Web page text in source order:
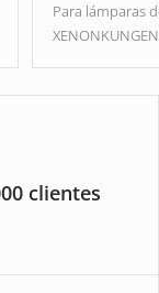
Para lámparas
clientes